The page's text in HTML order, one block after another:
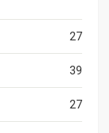
27
39
27